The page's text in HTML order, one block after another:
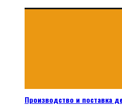
Производство и поставка